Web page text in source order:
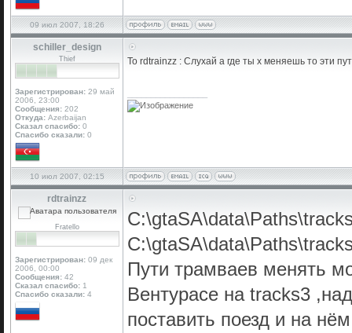
09 июл 2007, 18:26
schiller_design
Thief
Зарегистрирован: 29 май
2006, 23:00
Сообщения: 202
Откуда: Azerbaijan
Сказал спасибо: 0
Спасибо сказали: 0
To rdtrainzz : Слухай а где ты х меняешь то эти
10 июл 2007, 02:15
rdtrainzz
Fratello
Зарегистрирован: 09 дек
2006, 00:00
Сообщения: 42
Сказал спасибо: 1
Спасибо сказали: 4
Пути трамваев менять
Вентурасе на tracks3
поставить поезд и на